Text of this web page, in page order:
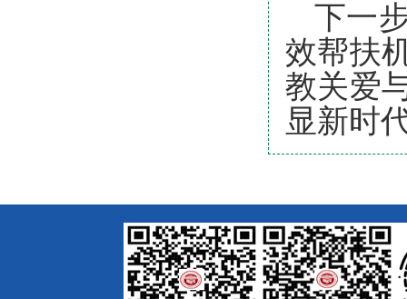
下一
效帮扶
教关爱
显新时